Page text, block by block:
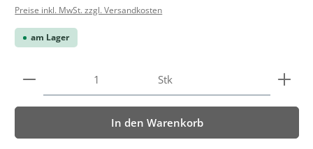
Preise inkl. MwSt. zzgl. Versandkosten
am Lager
Produkt Anzahl: Gib den gewünschten Wert ein
Stk
In den Warenkorb